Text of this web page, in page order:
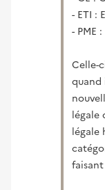
- ETI :
- PME
Celle-
quand
légale
légale